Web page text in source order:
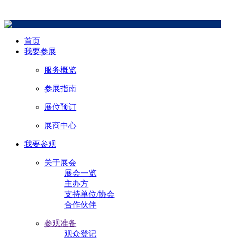
首页
我要参展
服务概览
参展指南
展位预订
展商中心
我要参观
关于展会
展会一览
主办方
支持单位/协会
合作伙伴
参观准备
观众登记